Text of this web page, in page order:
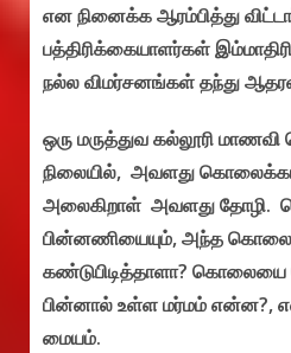
என நினைக்க ஆரம்பித்து
பத்திரிக்கையாளர்கள்
நல்ல விமர்சனங்கள் தந்து
ஒரு மருத்துவ கல்லூரி
நிலையில், அவளது
அலைகிறாள் அவளது தோழி.
பின்னணியையும், அந்த
கண்டுபிடித்தாளா?
பின்னால் உள்ள மர்மம் என்ன?,
மையம்.